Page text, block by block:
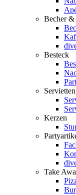
Becher &
Besteck
Servietten
Kerzen
Take